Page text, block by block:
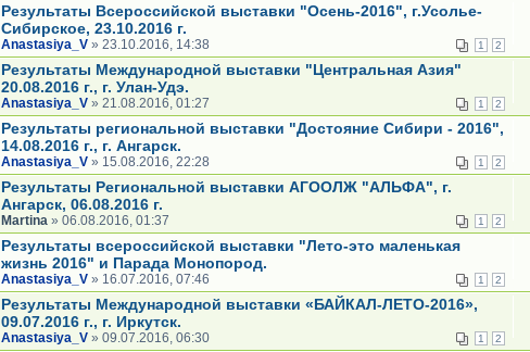
Результаты Всероссийской выставки "Осень-2016", г.Усолье-
Сибирское, 23.10.2016 г.
1 2
Anastasiya_V » 23.10.2016, 14:38
Результаты Международной выставки "Центральная Азия"
20.08.2016 г., г. Улан-Удэ.
1 2
Anastasiya_V » 21.08.2016, 01:27
Результаты региональной выставки "Достояние Сибири - 2016",
14.08.2016 г., г. Ангарск.
1 2
Anastasiya_V » 15.08.2016, 22:28
Результаты Региональной выставки АГООЛЖ "АЛЬФА", г.
Ангарск, 06.08.2016 г.
1 2
Martina » 06.08.2016, 01:37
Результаты всероссийской выставки "Лето-это маленькая
жизнь 2016" и Парада Монопород.
1 2
Anastasiya_V » 16.07.2016, 07:46
Результаты Международной выставки «БАЙКАЛ-ЛЕТО-2016»,
09.07.2016 г., г. Иркутск.
1 2
Anastasiya_V » 09.07.2016, 06:30